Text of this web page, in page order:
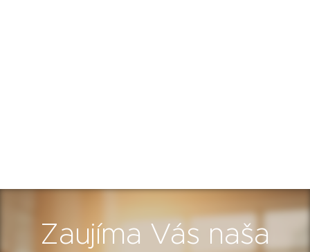
Zaujíma Vás naša